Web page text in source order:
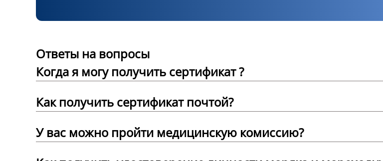
Ответы на вопросы
Когда я могу получить сертификат ?
Как получить сертификат почтой?
У вас можно пройти медицинскую комиссию?